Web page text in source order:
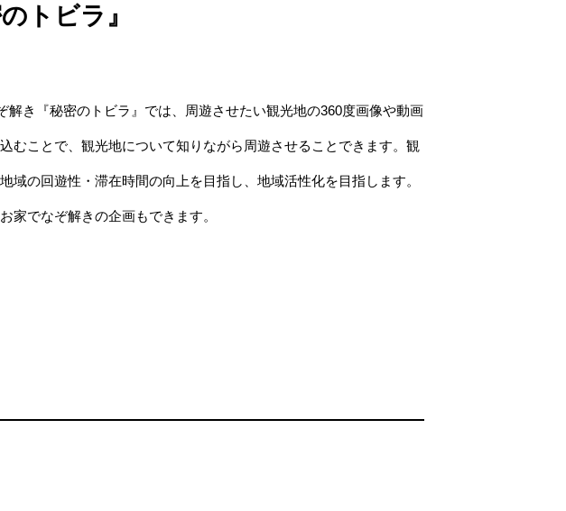
トビラ』
解き『秘密のトビラ』では、周遊させたい観光地の360度画像や動画
むことで、観光地について知りながら周遊させることできます。観
域の回遊性・滞在時間の向上を目指し、地域活性化を目指します。
家でなぞ解きの企画もできます。